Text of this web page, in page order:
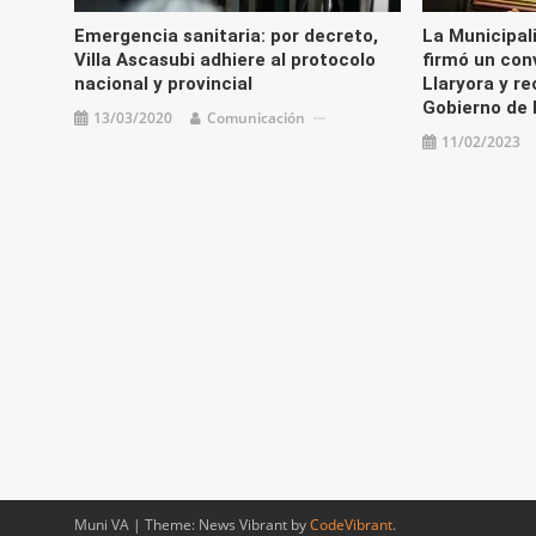
Emergencia sanitaria: por decreto,
Villa Ascasubi adhiere al protocolo
nacional y provincial
13/03/2020 Comunicación
La
firmó un
Llaryora y
Gobierno de
11/02/2023
Muni VA | Theme: News Vibrant byCodeVibrant.